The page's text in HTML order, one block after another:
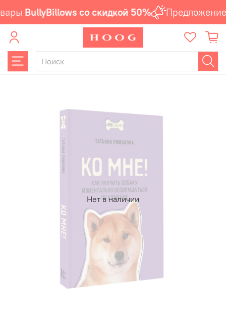
BullyBillows со скидкой 50% Предложение
Нет в наличии